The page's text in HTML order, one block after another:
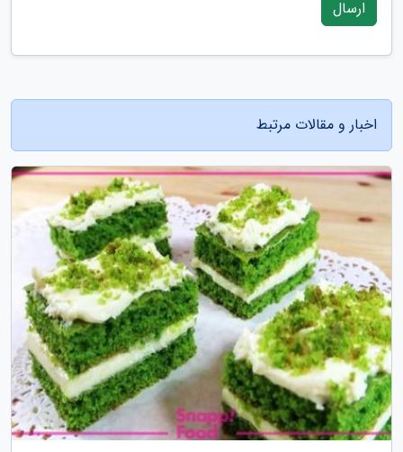
ارسال
اخبار و مقالات مرتبط